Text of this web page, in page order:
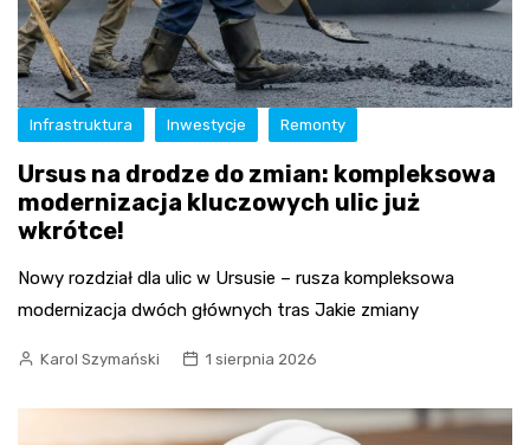
Infrastruktura Inwestycje Remonty
Ursus na drodze do zmian: kompleksowa
modernizacja kluczowych ulic już
wkrótce!
Nowy rozdział dla ulic w Ursusie – rusza kompleksowa
modernizacja dwóch głównych tras Jakie zmiany
Karol Szymański 1 sierpnia 2026